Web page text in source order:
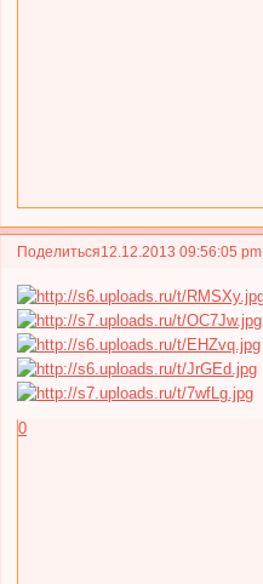
Поделиться12.12.2013 09:56:05 pm
0